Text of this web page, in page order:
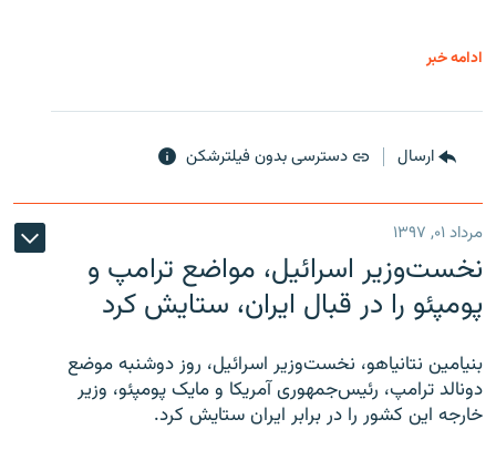
ادامه خبر
ارسال دسترسی بدون فیلترشکن
مرداد ۰۱, ۱۳۹۷
نخست‌وزیر اسرائیل، مواضع ترامپ و
پومپئو را در قبال ایران، ستایش کرد
بنیامین نتانیاهو، نخست‌وزیر اسرائیل، روز دوشنبه موضع
دونالد ترامپ، رئیس‌جمهوری آمریکا و مایک پومپئو، وزیر
خارجه این کشور را در برابر ایران ستایش کرد.